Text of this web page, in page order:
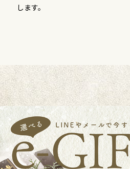
します。